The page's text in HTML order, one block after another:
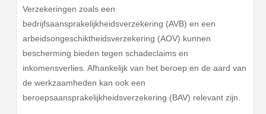
Verzekeringen zoals een
bedrijfsaansprakelijkheidsverzekering (AVB) en een
arbeidsongeschiktheidsverzekering (AOV) kunnen
bescherming bieden tegen schadeclaims en
inkomensverlies. Afhankelijk van het beroep en de aard van
de werkzaamheden kan ook een
beroepsaansprakelijkheidsverzekering (BAV) relevant zijn.